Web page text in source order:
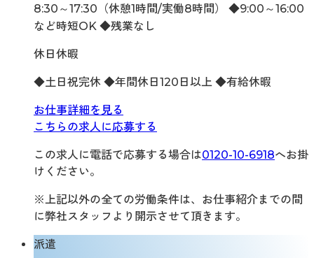
8:30～17:30（休憩1時間/実働8時間） ◆9:00～16:00
など時短OK ◆残業なし
休日休暇
◆土日祝完休 ◆年間休日120日以上 ◆有給休暇
お仕事詳細を見る
こちらの求人に応募する
この求人に電話で応募する場合は0120-10-6918へお掛
けください。
※上記以外の全ての労働条件は、お仕事紹介までの間
に弊社スタッフより開示させて頂きます。
派遣